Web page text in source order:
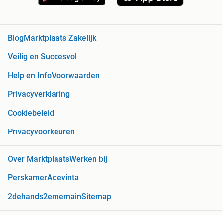
BlogMarktplaats Zakelijk
Veilig en Succesvol
Help en InfoVoorwaarden
Privacyverklaring
Cookiebeleid
Privacyvoorkeuren
Over MarktplaatsWerken bij
PerskamerAdevinta
2dehands2ememainSitemap